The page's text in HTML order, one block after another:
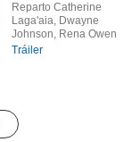
Reparto Catherine
Laga'aia, Dwayne
Johnson, Rena Owen
Tráiler